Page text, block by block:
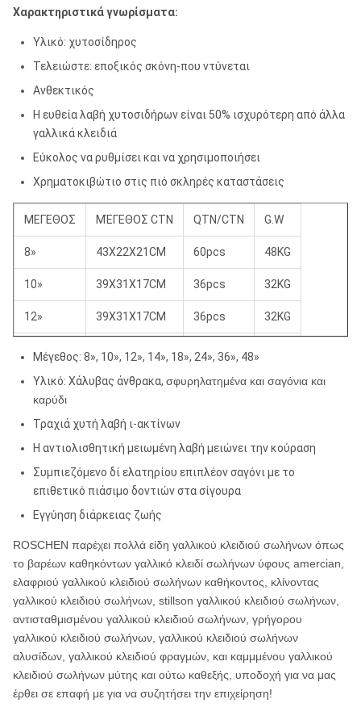
Χαρακτηριστικά γνωρίσματα:
Υλικό: χυτοσίδηρος
Τελειώστε: εποξικός σκόνη-που ντύνεται
Ανθεκτικός
Η ευθεία λαβή χυτοσιδήρων είναι 50% ισχυρότερη από άλλα
γαλλικά κλειδιά
Εύκολος να ρυθμίσει και να χρησιμοποιήσει
Χρηματοκιβώτιο στις πιό σκληρές καταστάσεις
ΜΕΓΕΘΟΣ ΜΈΓΕΘΟΣ CTN QTN/CTN G.W
8» 43X22X21CM 60pcs 48KG
10» 39X31X17CM 36pcs 32KG
12» 39X31X17CM 36pcs 32KG
18» 43X22X21CM 16pcs 32KG
36» 55X22X21CM 6pcs 35KG
48» 55X22X21CM 4pcs 42KG
Μέγεθος: 8», 10», 12», 14», 18», 24», 36», 48»
Υλικό: Χάλυβας άνθρακα, σφυρηλατημένα και σαγόνια και
καρύδι
Τραχιά χυτή λαβή ι-ακτίνων
Η αντιολισθητική μειωμένη λαβή μειώνει την κούραση
Συμπιεζόμενο δί ελατηρίου επιπλέον σαγόνι με το
επιθετικό πιάσιμο δοντιών στα σίγουρα
Εγγύηση διάρκειας ζωής
ROSCHEN παρέχει πολλά είδη γαλλικού κλειδιού σωλήνων όπως
το βαρέων καθηκόντων γαλλικό κλειδί σωλήνων ύφους amercian,
ελαφριού γαλλικού κλειδιού σωλήνων καθήκοντος, κλίνοντας
γαλλικού κλειδιού σωλήνων, stillson γαλλικού κλειδιού σωλήνων,
αντισταθμισμένου γαλλικού κλειδιού σωλήνων, γρήγορου
γαλλικού κλειδιού σωλήνων, γαλλικού κλειδιού σωλήνων
αλυσίδων, γαλλικού κλειδιού φραγμών, και καμμμένου γαλλικού
κλειδιού σωλήνων μύτης και ούτω καθεξής, υποδοχή για να μας
έρθει σε επαφή με για να συζητήσει την επιχείρηση!